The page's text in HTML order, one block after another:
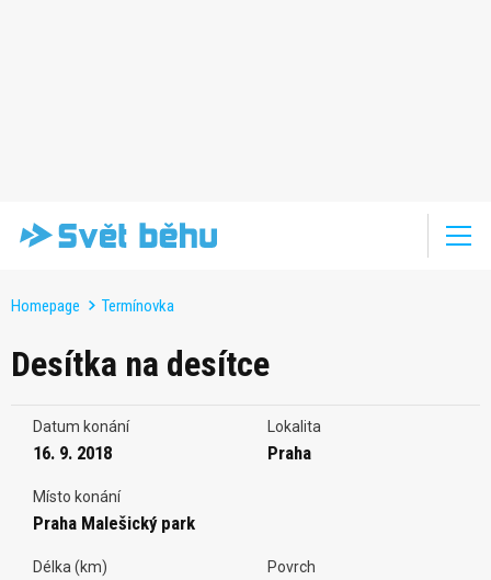
Homepage Termínovka
Desítka na desítce
Datum konání
16. 9. 2018
Lokalita
Praha
Místo konání
Praha Malešický park
Délka (km) Povrch